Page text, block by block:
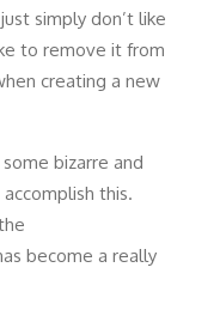
simply don’t like
to remove it from
creating a new
bizarre and
this.
become a really